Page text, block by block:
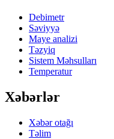
Debimetr
Səviyyə
Maye analizi
Təzyiq
Sistem Məhsulları
Temperatur
Xəbərlər
Xəbər otağı
Təlim